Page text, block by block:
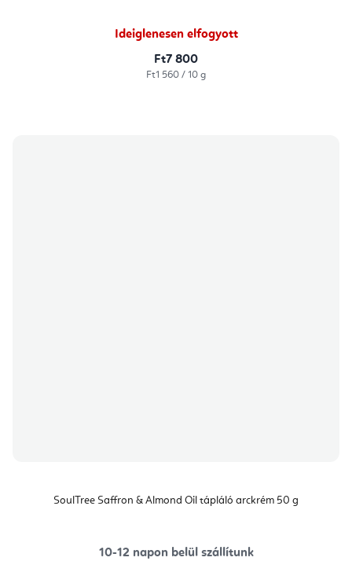
Ideiglenesen elfogyott
Ft7 800
Egységár:
Ft1 560 / 10 g
SoulTree Saffron & Almond Oil tápláló arckrém 50 g
10-12 napon belül szállítunk